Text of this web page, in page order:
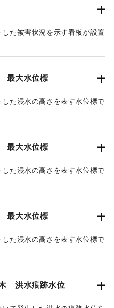
美しい風景や自然の中で、
れ、地域の安全・安心、水
とを心より願い、ここに銘記
より、中津市耶馬溪町平田地
屋が浸水する甚大な被害を
された。
おいても、「橋を存置して
スクを伴うことから、新橋へ
あった。
溪橋、羅漢寺橋とともに「耶
的価値の高い構造物であるこ
、文化庁の文化審議会、中
た被害状況を示す看板が設置
最大水位標
た浸水の高さを表す水位標で
示されている。
最大水位標
た浸水の高さを表す水位標で
されている。
最大水位標
た浸水の高さを表す水位標で
位が示されている。
洪水痕跡水位